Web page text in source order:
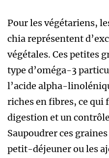
Pour les végétariens,
chia représentent
végétales. Ces petites
type d’oméga-3
l’acide alpha-
riches en fibres, ce qui
digestion et un
Saupoudrer ces
petit-déjeuner ou les